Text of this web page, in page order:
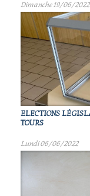
Dimanche 19/06/2022
ELECTIONS
TOURS
Lundi 06/06/2022